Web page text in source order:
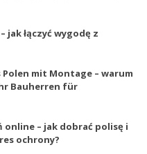
jak łączyć wygodę z
mit Montage – warum
Bauherren für
– jak dobrać polisę i
ochrony?